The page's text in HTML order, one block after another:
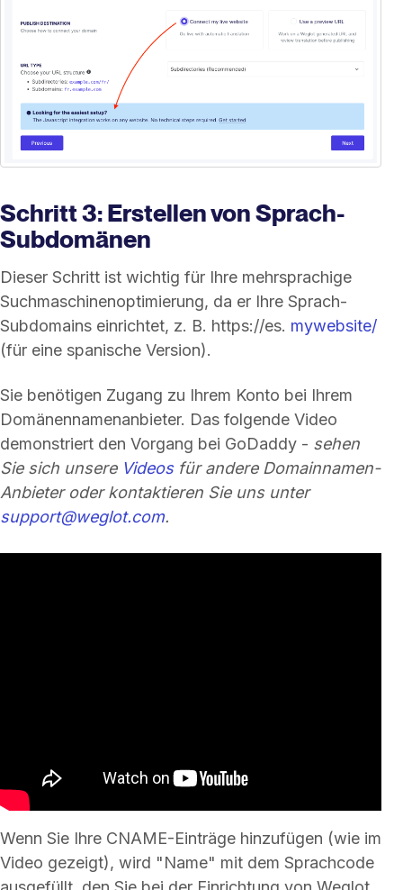
Schritt 3: Erstellen von Sprach-
Subdomänen
Dieser Schritt ist wichtig für Ihre mehrsprachige
Suchmaschinenoptimierung, da er Ihre Sprach-
Subdomains einrichtet, z. B. https://es. mywebsite/
(für eine spanische Version).
Sie benötigen Zugang zu Ihrem Konto bei Ihrem
Domänennamenanbieter. Das folgende Video
demonstriert den Vorgang bei GoDaddy - sehen
Sie sich unsere Videosfür andere Domainnamen-
Anbieter oder kontaktieren Sie uns unter
support@weglot.com.
Wenn Sie Ihre CNAME-Einträge hinzufügen (wie im
Video gezeigt), wird "Name" mit dem Sprachcode